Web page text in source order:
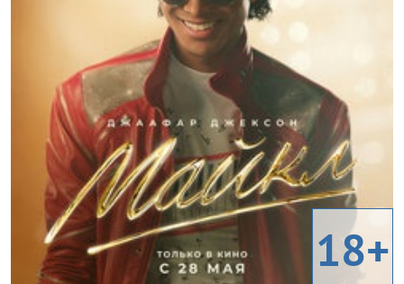
18+